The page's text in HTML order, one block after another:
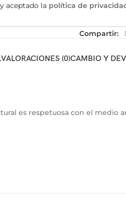
aceptado la política de
Compartir:
VALORACIONES (0)CAMBIO Y
es respetuosa con el